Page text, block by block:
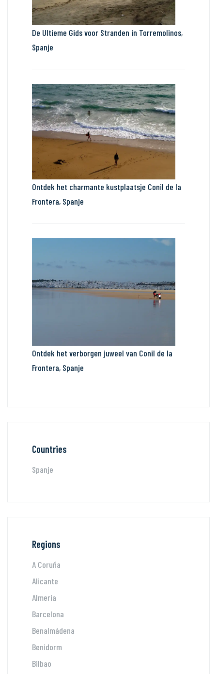
De Ultieme Gids voor Stranden in Torremolinos,
Spanje
Ontdek het charmante kustplaatsje Conil de la
Frontera, Spanje
Ontdek het verborgen juweel van Conil de la
Frontera, Spanje
Countries
Spanje
Regions
A Coruña
Alicante
Almeria
Barcelona
Benalmádena
Benidorm
Bilbao